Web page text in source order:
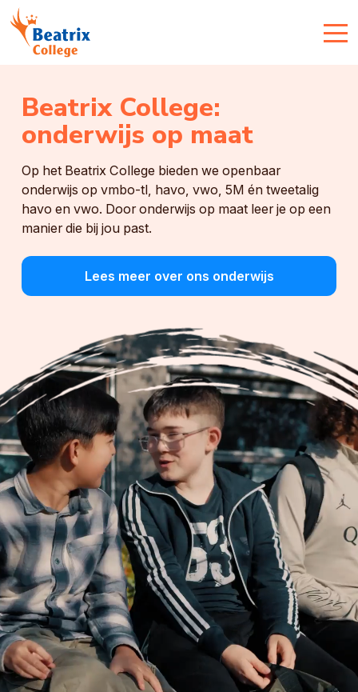
Beatrix College:
onderwijs op maat
Op het Beatrix College bieden we openbaar
onderwijs op vmbo-tl, havo, vwo, 5M én tweetalig
havo en vwo. Door onderwijs op maat leer je op een
manier die bij jou past.
Lees meer over ons onderwijs